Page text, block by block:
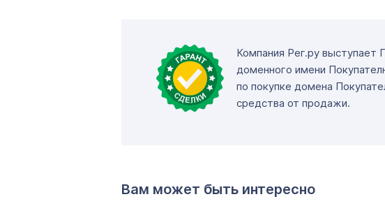
Компания Рег.ру выступает
доменного имени
по покупке домена
средства от продажи.
Вам может быть интересно